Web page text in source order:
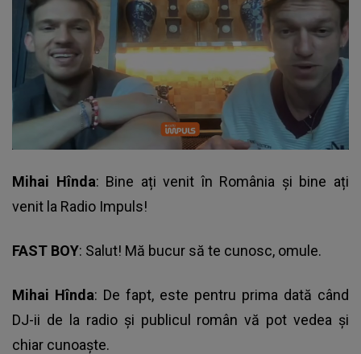
Mihai Hînda: Bine ați venit în România și bine ați
venit la Radio Impuls!
FAST BOY: Salut! Mă bucur să te cunosc, omule.
Mihai Hînda: De fapt, este pentru prima dată când
DJ-ii de la radio și publicul român vă pot vedea și
chiar cunoaște.